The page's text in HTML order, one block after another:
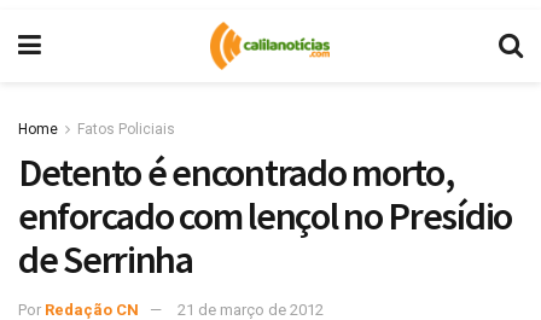
Home Fatos Policiais
Detento é encontrado morto,
enforcado com lençol no Presídio
de Serrinha
Por Redação CN 21 de março de 2012